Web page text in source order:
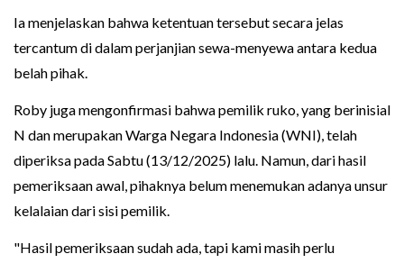
Ia menjelaskan bahwa ketentuan tersebut secara jelas
tercantum di dalam perjanjian sewa-menyewa antara kedua
belah pihak.
Roby juga mengonfirmasi bahwa pemilik ruko, yang berinisial
N dan merupakan Warga Negara Indonesia (WNI), telah
diperiksa pada Sabtu (13/12/2025) lalu. Namun, dari hasil
pemeriksaan awal, pihaknya belum menemukan adanya unsur
kelalaian dari sisi pemilik.
"Hasil pemeriksaan sudah ada, tapi kami masih perlu